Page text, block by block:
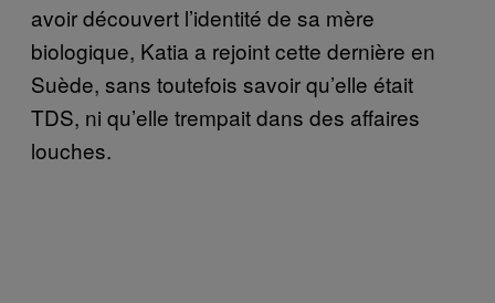
avoir découvert l’identité de sa mère
biologique, Katia a rejoint cette dernière en
Suède, sans toutefois savoir qu’elle était
TDS, ni qu’elle trempait dans des affaires
louches.